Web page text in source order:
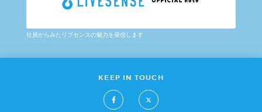
社員からみたリブセンスの魅力を発信します
KEEP IN TOUCH